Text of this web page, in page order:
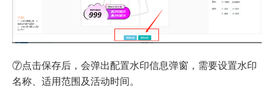
⑦点击保存后，会弹出配置水印信息弹窗，需要设置水印
名称、适用范围及活动时间。